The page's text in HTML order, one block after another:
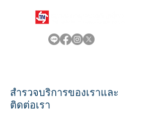
สำรวจบริการของเราและ
ติดต่อเรา